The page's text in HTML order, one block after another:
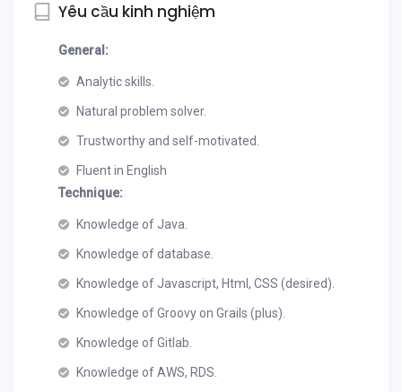
Yêu cầu kinh nghiệm
General:
Analytic skills.
Natural problem solver.
Trustworthy and self-motivated.
Fluent in English
Technique:
Knowledge of Java.
Knowledge of database.
Knowledge of Javascript, Html, CSS (desired).
Knowledge of Groovy on Grails (plus).
Knowledge of Gitlab.
Knowledge of AWS, RDS.